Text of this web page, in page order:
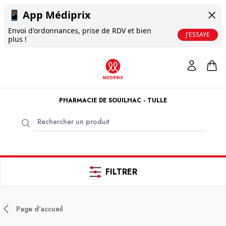
📱 App Médiprix
Envoi d'ordonnances, prise de RDV et bien
plus !
J'ESSAYE
PHARMACIE DE SOUILHAC - TULLE
FILTRER
Page d'accueil